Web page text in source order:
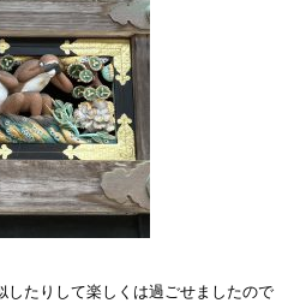
したりして楽しくは過ごせましたので